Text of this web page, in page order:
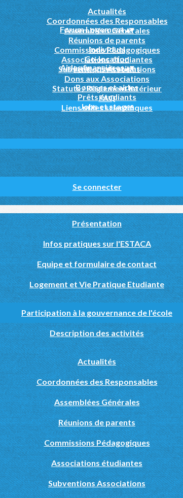
Actualités
Coordonnées des Responsables
Assemblées Générales
Réunions de parents
Commissions Pédagogiques
Associations étudiantes
Subventions Associations
Dons aux Associations
Statuts / Règlement Intérieur
FAQ
Liens utiles scientifiques
Forum Logement▴▾
Individuel
Co-location
Inter-générations
Aides financières▴▾
Bourses et aides
Prêts étudiants
Jobs et stages
Se connecter
Présentation
Infos pratiques sur l'ESTACA
Equipe et formulaire de contact
Logement et Vie Pratique Etudiante
Participation à la gouvernance de l'école
Description des activités
Actualités
Coordonnées des Responsables
Assemblées Générales
Réunions de parents
Commissions Pédagogiques
Associations étudiantes
Subventions Associations